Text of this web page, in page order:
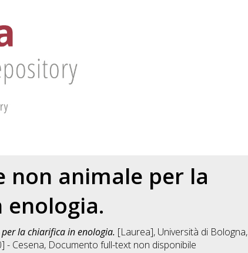
non animale per la
la chiarifica in enologia. [Laurea], Università di Bologna,
- Cesena, Documento full-text non disponibile